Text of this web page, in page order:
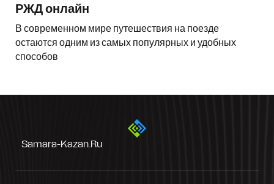
РЖД онлайн
В современном мире путешествия на поезде
остаются одним из самых популярных и удобных
способов
Samara-Kazan.ru